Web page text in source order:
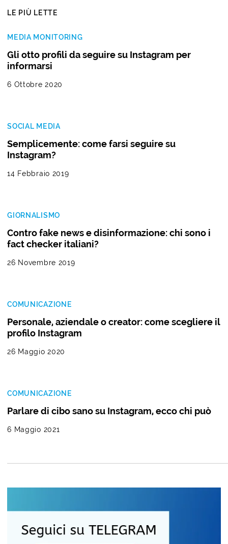
LE PIÙ LETTE
MEDIA MONITORING
Gli otto profili da seguire su Instagram per
informarsi
6 Ottobre 2020
SOCIAL MEDIA
Semplicemente: come farsi seguire su
Instagram?
14 Febbraio 2019
GIORNALISMO
Contro fake news e disinformazione: chi sono i
fact checker italiani?
26 Novembre 2019
COMUNICAZIONE
Personale, aziendale o creator: come scegliere il
profilo Instagram
26 Maggio 2020
COMUNICAZIONE
Parlare di cibo sano su Instagram, ecco chi può
6 Maggio 2021